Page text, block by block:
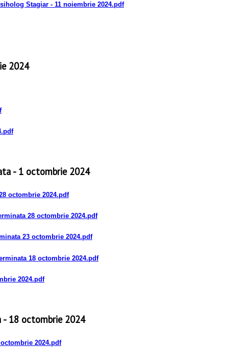
Stagiar - 11 noiembrie 2024.pdf
2024
.pdf
- 1 octombrie 2024
octombrie 2024.pdf
28 octombrie 2024.pdf
23 octombrie 2024.pdf
18 octombrie 2024.pdf
2024.pdf
- 18 octombrie 2024
2024.pdf